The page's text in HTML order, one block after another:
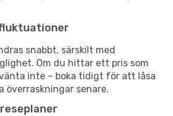
snabbt, särskilt med
Om du hittar ett pris som
inte – boka tidigt för att låsa
överraskningar senare.